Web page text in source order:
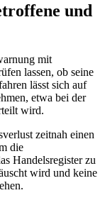
und
mit
lassen, ob seine
lässt sich auf
etwa bei der
wird.
zeitnah einen
die
Handelsregister zu
wird und keine